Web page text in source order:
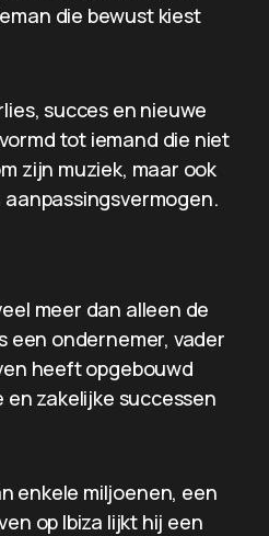
die bewust kiest
succes en nieuwe
tot iemand die niet
zijn muziek, maar ook
meer dan alleen de
een ondernemer, vader
heeft opgebouwd
zakelijke successen
enkele miljoenen, een
op Ibiza lijkt hij een